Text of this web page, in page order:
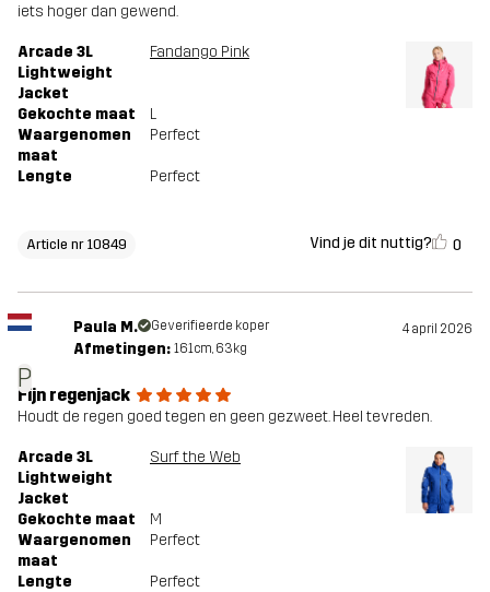
iets hoger dan gewend.
Arcade 3L
Lightweight
Jacket
Fandango Pink
Gekochte maat
L
Waargenomen
maat
Perfect
Lengte Perfect
Article nr 10849 Vind je dit nuttig? 0
P
Paula M. Geverifieerde koper 4 april 2026
Afmetingen: 161cm, 63kg
Fijn regenjack
Houdt de regen goed tegen en geen gezweet. Heel tevreden.
Arcade 3L
Lightweight
Jacket
Surf the Web
Gekochte maat
M
Waargenomen
maat
Perfect
Lengte Perfect